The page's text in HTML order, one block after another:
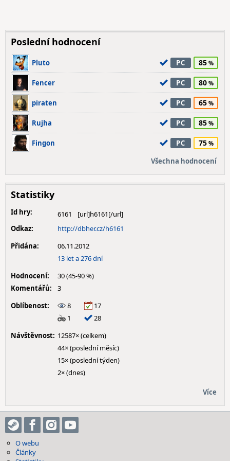
Poslední hodnocení
Pluto PC 85
Fencer PC 80
piraten PC 65
Rujha PC 85
Fingon PC 75
Všechna hodnocení
Statistiky
Id hry:
6161
Odkaz:
http://dbher.cz/h6161
Přidána:
06.11.2012
13 let a 276 dní
Hodnocení:
30 (45-90 %)
Komentářů:
3
Oblíbenost:
8
17
1
28
Návštěvnost: 12587× (celkem)
44× (poslední měsíc)
15× (poslední týden)
2× (dnes)
Více
O webu
Články